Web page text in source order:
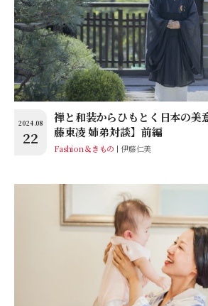
2024.08
22
禅と和装からひもとく日本の美
藤東凌 姉弟対談】前編
Fashion＆きもの 伊藤仁美